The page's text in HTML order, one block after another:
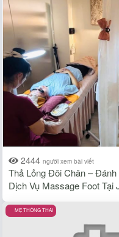
2444 người xem bài viết
Thả Lỏng Đôi Chân –
Dịch Vụ Massage Foot Tại
MẸ THÔNG THAI